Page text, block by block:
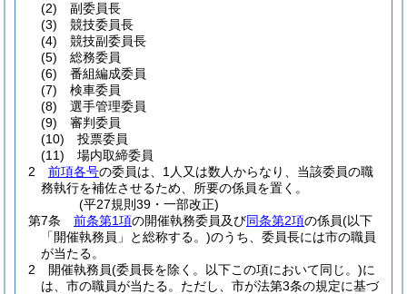
(2)
副委員長
(3)
競技委員長
(4)
競技副委員長
(5)
総務委員
(6)
番組編成委員
(7)
検車委員
(8)
選手管理委員
(9)
審判委員
(10)
投票委員
(11)
場内取締委員
2
前項各号の委員は、1人又は数人からなり、当該委員の職
務執行を補佐させるため、所要の係員を置く。
(平27規則39・一部改正)
第7条
前条第1項の開催執務委員及び同条第2項の係員(以下
「開催執務員」と総称する。)のうち、委員長には市の職員
が当たる。
2
開催執務員(委員長を除く。以下この項において同じ。)に
は、市の職員が当たる。 ただし、市が法第3条の規定に基づ